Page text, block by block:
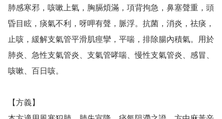
肺感寒邪，咳嗽上氣，胸膈煩滿，項背拘急，鼻塞聲重，頭
昏目眩，痰氣不利，呀呷有聲，脈浮。抗菌，消炎，祛痰，
止咳，緩解支氣管平滑肌痙攣，平喘，排除腸內積氣。用於
肺炎、急性支氣管炎、支氣管哮喘、慢性支氣管炎、感冒、
咳嗽、百日咳。
【方義】